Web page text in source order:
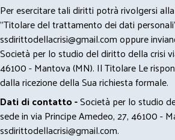
Per esercitare tali diritti potrà rivolgersi
"Titolare del trattamento dei dati
ssdirittodellacrisi@gmail.comoppure
Società per lo studio del diritto della crisi
46100 - Mantova (MN). Il Titolare Le
dalla ricezione della Sua richiesta formale.
Dati di contatto -Società per lo studio
sede in via Principe Amedeo, 27, 46100 -
ssdirittodellacrisi@gmail.com.